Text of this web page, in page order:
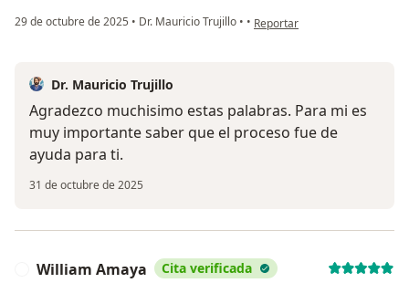
29 de octubre de 2025 • Dr. Mauricio Trujillo • • en opinión del usuario Erika
Reportar
Dr. Mauricio Trujillo
Agradezco muchisimo estas palabras. Para mi es
muy importante saber que el proceso fue de
ayuda para ti.
31 de octubre de 2025
William Amaya Cita verificada